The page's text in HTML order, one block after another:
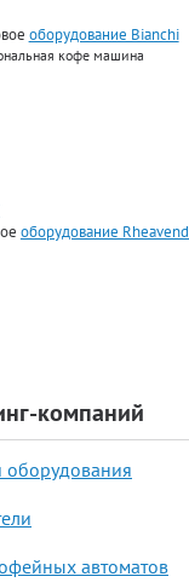
оборудование Bianchi
кофе машина
оборудование
компаний
оборудования
автоматов